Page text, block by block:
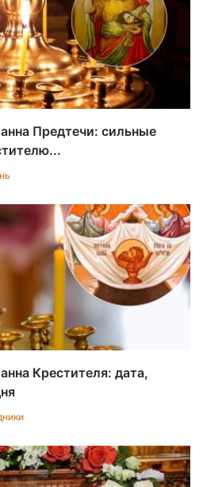
Предтечи: сильные
Крестителя: дата,